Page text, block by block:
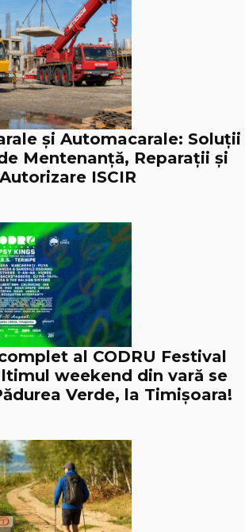
și Automacarale: Soluții
Mentenanță, Reparații și
Autorizare ISCIR
al CODRU Festival
weekend din vară se
Verde, la Timișoara!